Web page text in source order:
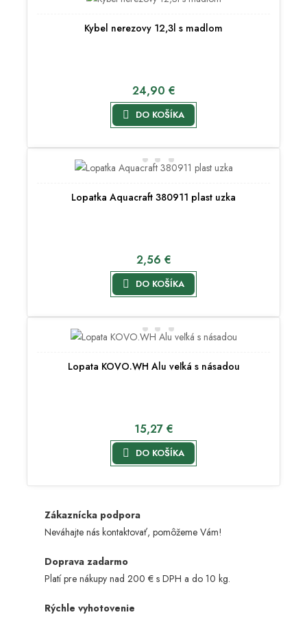
Kybel nerezovy 12,3l s madlom
24,90 €

DO KOŠÍKA
Lopatka Aquacraft 380911 plast uzka
2,56 €

DO KOŠÍKA
Lopata KOVO.WH Alu veľká s násadou
15,27 €

DO KOŠÍKA
Zákaznícka podpora
Neváhajte nás kontaktovať, pomôžeme Vám!
Doprava zadarmo
Platí pre nákupy nad 200 € s DPH a do 10 kg.
Rýchle vyhotovenie